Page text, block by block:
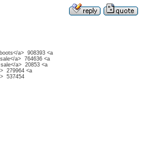
a> 908393 <a
a> 764636 <a
a> 20853 <a
279964 <a
537454